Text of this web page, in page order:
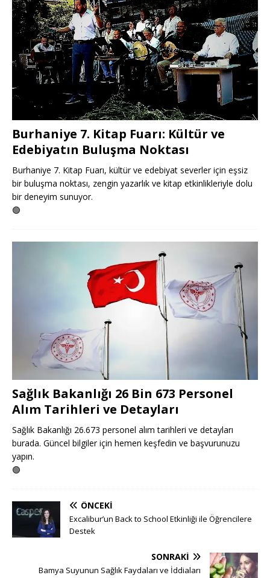
Burhaniye 7. Kitap Fuarı: Kültür ve
Edebiyatın Buluşma Noktası
Burhaniye 7. Kitap Fuarı, kültür ve edebiyat severler için eşsiz
bir buluşma noktası, zengin yazarlık ve kitap etkinlikleriyle dolu
bir deneyim sunuyor.
🟢
Sağlık Bakanlığı 26 Bin 673 Personel
Alım Tarihleri ve Detayları
Sağlık Bakanlığı 26.673 personel alım tarihleri ve detayları
burada. Güncel bilgiler için hemen keşfedin ve başvurunuzu
yapın.
🟢
ÖNCEKI
Excalibur’un Back to School Etkinliği ile Öğrencilere
Destek
SONRAKI
Bamya Suyunun Sağlık Faydaları ve İddiaları